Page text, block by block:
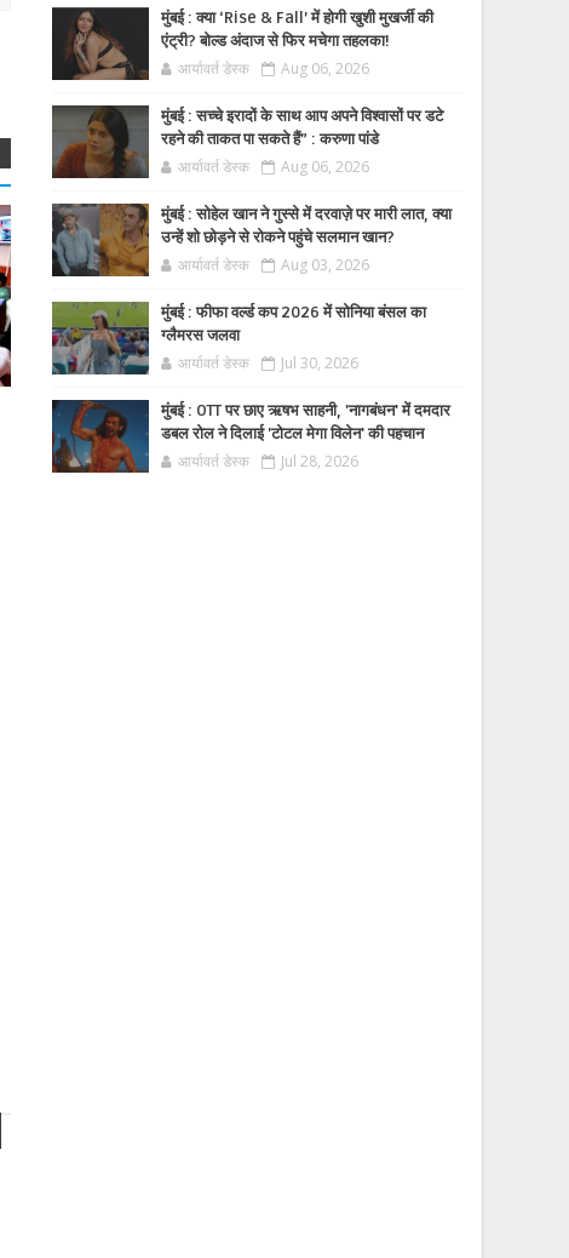
मुंबई : क्या ‘Rise & Fall’ में होगी खुशी मुखर्जी की
एंट्री? बोल्ड अंदाज से फिर मचेगा तहलका!
आर्यावर्त डेस्क Aug 06, 2026
मुंबई : सच्चे इरादों के साथ आप अपने विश्वासों पर डटे
रहने की ताकत पा सकते हैं” : करुणा पांडे
आर्यावर्त डेस्क Aug 06, 2026
मुंबई : सोहेल खान ने गुस्से में दरवाज़े पर मारी लात, क्या
उन्हें शो छोड़ने से रोकने पहुंचे सलमान खान?
आर्यावर्त डेस्क Aug 03, 2026
मुंबई : फीफा वर्ल्ड कप 2026 में सोनिया बंसल का
ग्लैमरस जलवा
आर्यावर्त डेस्क Jul 30, 2026
मुंबई : OTT पर छाए ऋषभ साहनी, 'नागबंधन' में दमदार
डबल रोल ने दिलाई 'टोटल मेगा विलेन' की पहचान
आर्यावर्त डेस्क Jul 28, 2026